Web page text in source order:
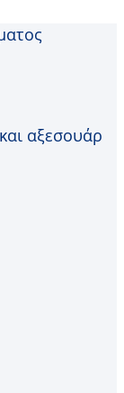
αξεσουάρ